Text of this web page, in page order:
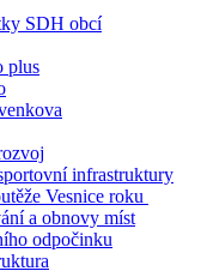
SDH obcí
plus
infrastruktury
Vesnice roku
a obnovy míst
odpočinku